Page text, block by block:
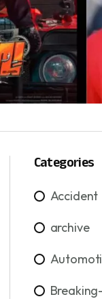
Categories
Accident
archive